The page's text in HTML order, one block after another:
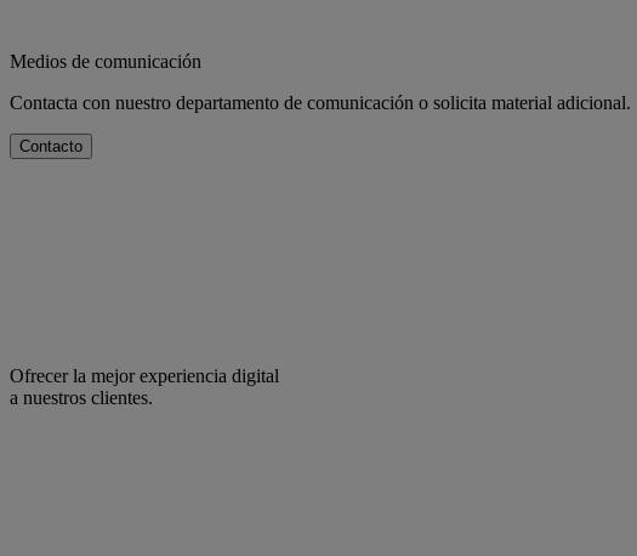
Medios de comunicación
Contacta con nuestro departamento de comunicación o solicita material adicional.
Contacto
Ofrecer la mejor experiencia digital
a nuestros clientes.